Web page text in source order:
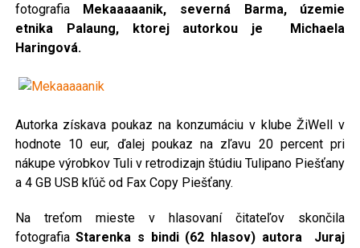
fotografia
Mekaaaaanik, severná Barma, územie
etnika Palaung, ktorej autorkou je Michaela
Haringová.
Autorka získava poukaz na konzumáciu v klube ŽiWell v
hodnote 10 eur, ďalej poukaz na zľavu 20 percent pri
nákupe výrobkov Tuli v retrodizajn štúdiu Tulipano Piešťany
a 4 GB USB kľúč od Fax Copy Piešťany.
Na treťom mieste v hlasovaní čitateľov skončila
fotografiaStarenka s bindi (62 hlasov) autora Juraj